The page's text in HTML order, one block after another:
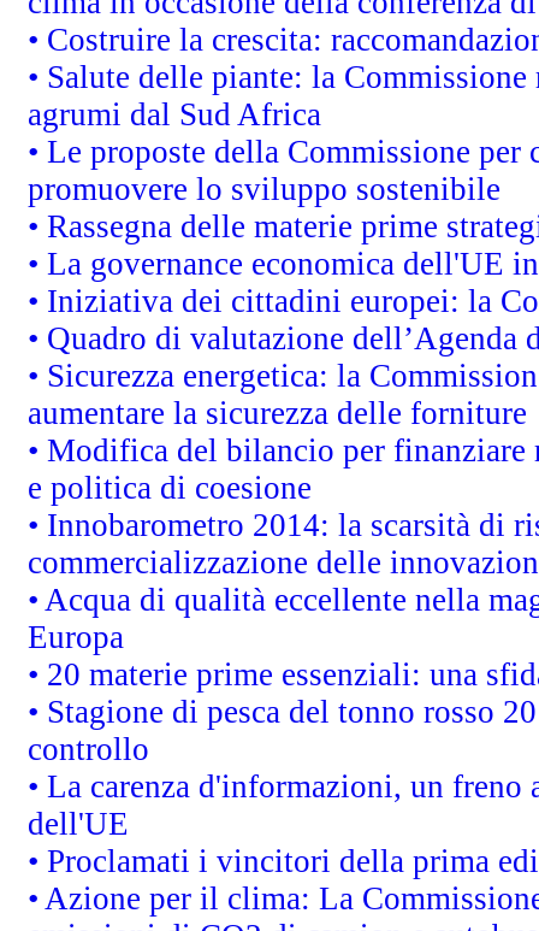
• Costruire la crescita:
• Salute delle piante: la
agrumi dal Sud Africa
• Le proposte della Commissione
promuovere lo sviluppo sostenibile
• Rassegna delle materie prime
• La governance economica dell'UE
• Iniziativa dei cittadini europei: la
• Quadro di valutazione
• Sicurezza energetica: la
aumentare la sicurezza delle forniture
• Modifica del bilancio per finanziare
e politica di coesione
• Innobarometro 2014: la scarsità di
commercializzazione delle
• Acqua di qualità eccellente nella
Europa
• 20 materie prime essenziali: una
• Stagione di pesca del tonno rosso
controllo
• La carenza d'informazioni, un
dell'UE
• Proclamati i vincitori della prima
• Azione per il clima: La